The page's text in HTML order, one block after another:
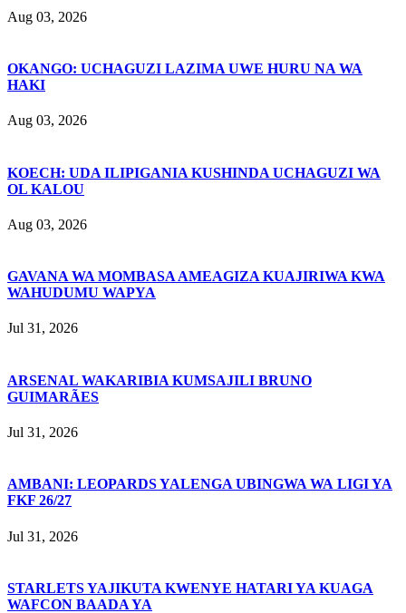
Aug 03, 2026
OKANGO: UCHAGUZI LAZIMA UWE HURU NA WA
HAKI
Aug 03, 2026
KOECH: UDA ILIPIGANIA KUSHINDA UCHAGUZI WA
OL KALOU
Aug 03, 2026
GAVANA WA MOMBASA AMEAGIZA KUAJIRIWA KWA
WAHUDUMU WAPYA
Jul 31, 2026
ARSENAL WAKARIBIA KUMSAJILI BRUNO
GUIMARÃES
Jul 31, 2026
AMBANI: LEOPARDS YALENGA UBINGWA WA LIGI YA
FKF 26/27
Jul 31, 2026
STARLETS YAJIKUTA KWENYE HATARI YA KUAGA
WAFCON BAADA YA